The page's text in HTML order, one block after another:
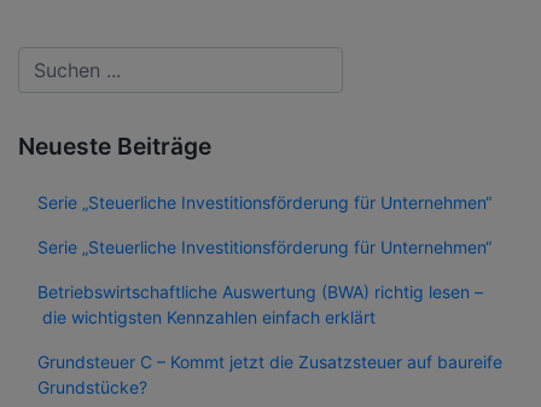
Neueste Beiträge
Serie „Steuerliche Investitionsförderung für Unternehmen“
Serie „Steuerliche Investitionsförderung für Unternehmen“
Betriebswirtschaftliche Auswertung (BWA) richtig lesen –
die wichtigsten Kennzahlen einfach erklärt
Grundsteuer C – Kommt jetzt die Zusatzsteuer auf baureife
Grundstücke?